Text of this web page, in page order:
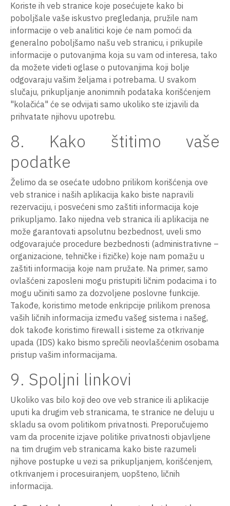
Koriste ih veb stranice koje posećujete kako bi
poboljšale vaše iskustvo pregledanja, pružile nam
informacije o veb analitici koje će nam pomoći da
generalno poboljšamo našu veb stranicu, i prikupile
informacije o putovanjima koja su vam od interesa, tako
da možete videti oglase o putovanjima koji bolje
odgovaraju vašim željama i potrebama. U svakom
slučaju, prikupljanje anonimnih podataka korišćenjem
"kolačića" će se odvijati samo ukoliko ste izjavili da
prihvatate njihovu upotrebu.
8. Kako štitimo vaše
podatke
Želimo da se osećate udobno prilikom korišćenja ove
veb stranice i naših aplikacija kako biste napravili
rezervaciju, i posvećeni smo zaštiti informacija koje
prikupljamo. Iako nijedna veb stranica ili aplikacija ne
može garantovati apsolutnu bezbednost, uveli smo
odgovarajuće procedure bezbednosti (administrativne –
organizacione, tehničke i fizičke) koje nam pomažu u
zaštiti informacija koje nam pružate. Na primer, samo
ovlašćeni zaposleni mogu pristupiti ličnim podacima i to
mogu učiniti samo za dozvoljene poslovne funkcije.
Takođe, koristimo metode enkripcije prilikom prenosa
vaših ličnih informacija između vašeg sistema i našeg,
dok takođe koristimo firewall i sisteme za otkrivanje
upada (IDS) kako bismo sprečili neovlašćenim osobama
pristup vašim informacijama.
9. Spoljni linkovi
Ukoliko vas bilo koji deo ove veb stranice ili aplikacije
uputi ka drugim veb stranicama, te stranice ne deluju u
skladu sa ovom politikom privatnosti. Preporučujemo
vam da procenite izjave politike privatnosti objavljene
na tim drugim veb stranicama kako biste razumeli
njihove postupke u vezi sa prikupljanjem, korišćenjem,
otkrivanjem i procesuiranjem, uopšteno, ličnih
informacija.